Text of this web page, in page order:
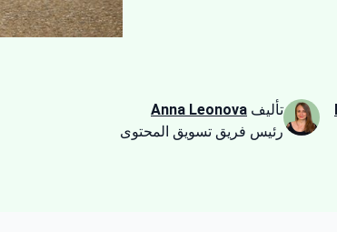
تأليف Anna Leonova
رئيس فريق تسويق المحتوى